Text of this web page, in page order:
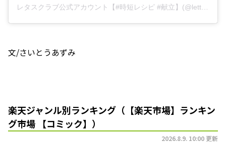
文/さいとうあずみ
楽天ジャンル別ランキング（【楽天市場】ランキン
グ市場 【コミック】）
2026.8.9. 10:00 更新